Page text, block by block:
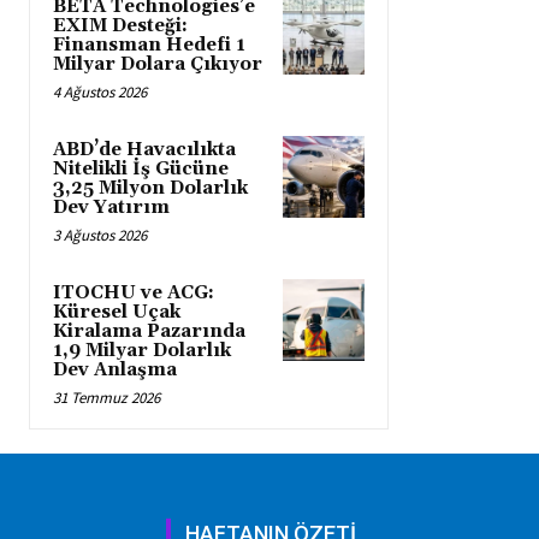
BETA Technologies’e
EXIM Desteği:
Finansman Hedefi 1
Milyar Dolara Çıkıyor
4 Ağustos 2026
ABD’de Havacılıkta
Nitelikli İş Gücüne
3,25 Milyon Dolarlık
Dev Yatırım
3 Ağustos 2026
ITOCHU ve ACG:
Küresel Uçak
Kiralama Pazarında
1,9 Milyar Dolarlık
Dev Anlaşma
31 Temmuz 2026